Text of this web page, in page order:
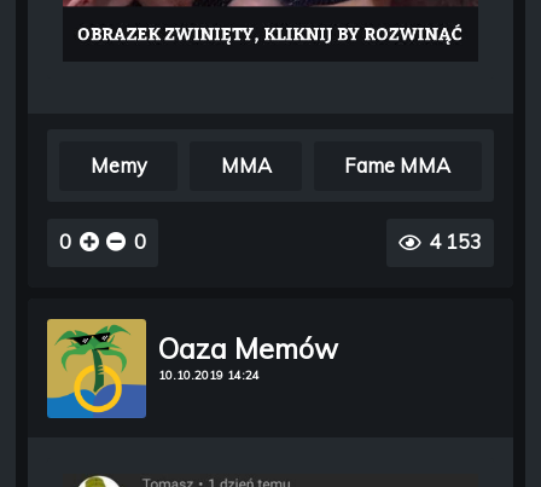
Memy MMA Fame MMA
0 0 4 153
Oaza Memów
10.10.2019 14:24